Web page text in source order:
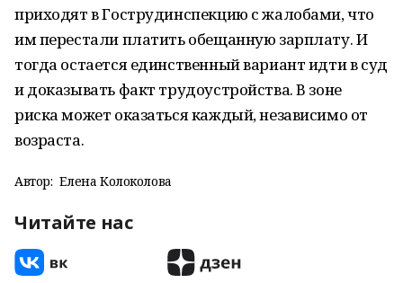
приходят в Гострудинспекцию с жалобами, что
им перестали платить обещанную зарплату. И
тогда остается единственный вариант идти в суд
и доказывать факт трудоустройства. В зоне
риска может оказаться каждый, независимо от
возраста.
Автор: Елена Колоколова
Читайте нас